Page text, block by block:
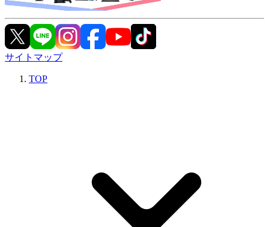
サイトマップ
TOP